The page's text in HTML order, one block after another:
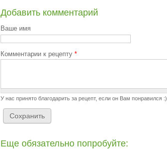
Добавить комментарий
Ваше имя
Комментарии к рецепту*
У нас принято благодарить за рецепт, если он Вам понравился :)
Еще обязательно попробуйте: